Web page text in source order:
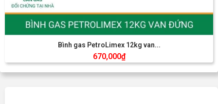
Bình gas PetroLimex 12kg van...
670,000₫